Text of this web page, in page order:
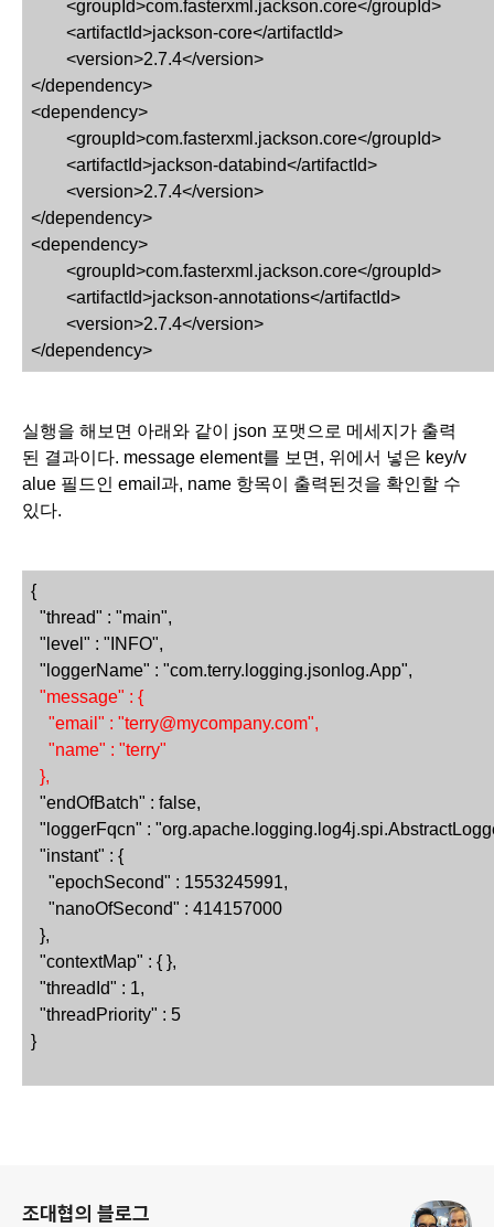
<groupId>com.fasterxml.jackson.core</groupId>
<artifactId>jackson-core</artifactId>
<version>2.7.4</version>
</dependency>
<dependency>
<groupId>com.fasterxml.jackson.core</groupId>
<artifactId>jackson-databind</artifactId>
<version>2.7.4</version>
</dependency>
<dependency>
<groupId>com.fasterxml.jackson.core</groupId>
<artifactId>jackson-annotations</artifactId>
<version>2.7.4</version>
</dependency>
실행을 해보면 아래와 같이 json 포맷으로 메세지가 출력
된 결과이다. message element를 보면, 위에서 넣은 key/v
alue 필드인 email과, name 항목이 출력된것을 확인할 수
있다.
{
"thread" : "main",
"level" : "INFO",
"loggerName" : "com.terry.logging.jsonlog.App",
"message" : {
"email" : "terry@mycompany.com",
"name" : "terry"
},
"endOfBatch" : false,
"loggerFqcn" :
"instant" : {
"epochSecond" : 1553245991,
"nanoOfSecond" : 414157000
},
"contextMap" : { },
"threadId" : 1,
"threadPriority" : 5
}
조대협의 블로그